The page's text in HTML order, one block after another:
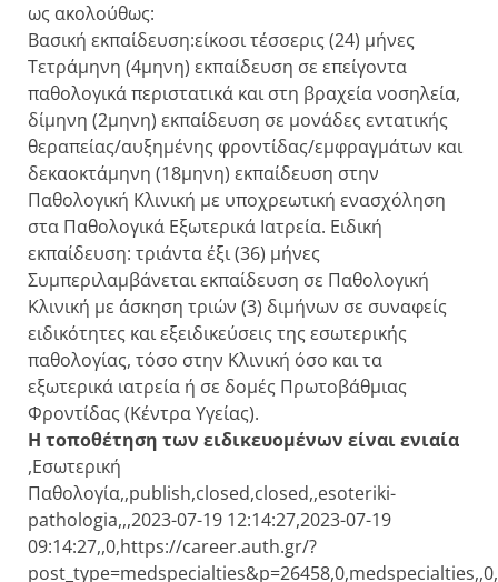
ως ακολούθως:
Βασική εκπαίδευση:είκοσι τέσσερις (24) μήνες
Τετράμηνη (4μηνη) εκπαίδευση σε επείγοντα
παθολογικά περιστατικά και στη βραχεία νοσηλεία,
δίμηνη (2μηνη) εκπαίδευση σε μονάδες εντατικής
θεραπείας/αυξημένης φροντίδας/εμφραγμάτων και
δεκαοκτάμηνη (18μηνη) εκπαίδευση στην
Παθολογική Κλινική με υποχρεωτική ενασχόληση
στα Παθολογικά Εξωτερικά Ιατρεία. Ειδική
εκπαίδευση: τριάντα έξι (36) μήνες
Συμπεριλαμβάνεται εκπαίδευση σε Παθολογική
Κλινική με άσκηση τριών (3) διμήνων σε συναφείς
ειδικότητες και εξειδικεύσεις της εσωτερικής
παθολογίας, τόσο στην Κλινική όσο και τα
εξωτερικά ιατρεία ή σε δομές Πρωτοβάθμιας
Φροντίδας (Κέντρα Υγείας).
Η τοποθέτηση των ειδικευομένων είναι ενιαία
,Εσωτερική
Παθολογία,,publish,closed,closed,,esoteriki-
pathologia,,,2023-07-19 12:14:27,2023-07-19
09:14:27,,0,https://career.auth.gr/?